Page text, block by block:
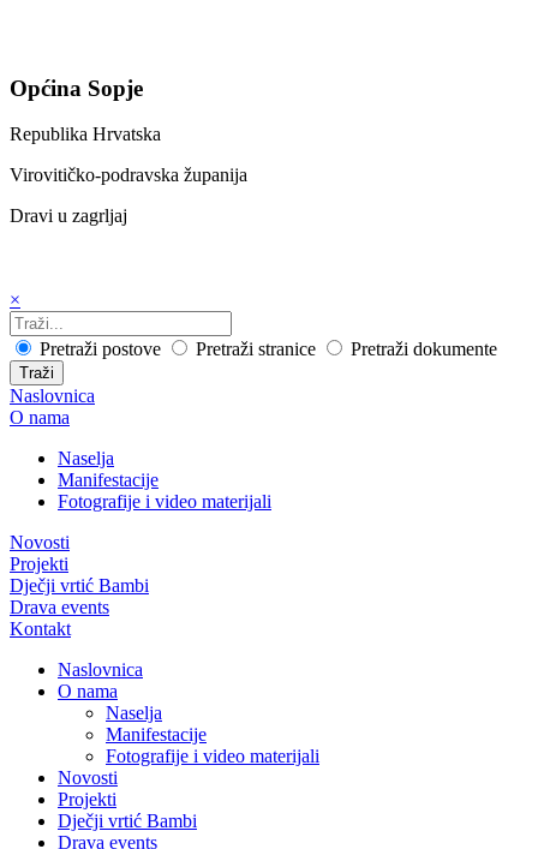
Općina Sopje
Republika Hrvatska
Virovitičko-podravska županija
Dravi u zagrljaj
×
Pretraži postove Pretraži stranice Pretraži dokumente
Traži
Naslovnica
O nama
Naselja
Manifestacije
Fotografije i video materijali
Novosti
Projekti
Dječji vrtić Bambi
Drava events
Kontakt
Naslovnica
O nama
Naselja
Manifestacije
Fotografije i video materijali
Novosti
Projekti
Dječji vrtić Bambi
Drava events